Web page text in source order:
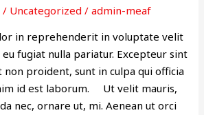
/ Uncategorized /admin-meaf
in reprehenderit in voluptate velit
fugiat nulla pariatur. Excepteur sint
non proident, sunt in culpa qui officia
id est laborum. Ut velit mauris,
nec, ornare ut, mi. Aenean ut orci